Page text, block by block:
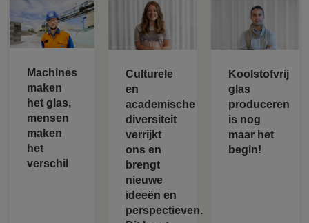
Machines
maken
het glas,
mensen
maken
het
verschil
Culturele
en
academische
diversiteit
verrijkt
ons en
brengt
nieuwe
ideeën en
perspectieven.
Koolstofvrij
glas
produceren
is nog
maar het
begin!